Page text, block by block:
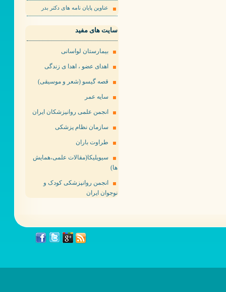
عناوین پایان نامه های دکتر بدر
سایت های مفید
بیمارستان لواسانی
اهدای عضو ، اهدا ی زندگی
قصه گیسو (شعر و موسیقی)
سایه عمر
انجمن علمی روانپزشکان ایران
سازمان نظام پزشکی
طراوت باران
سیویلیکا(مقالات علمی،همایش
ها)
انجمن روانپزشکی کودک و
نوجوان ایران